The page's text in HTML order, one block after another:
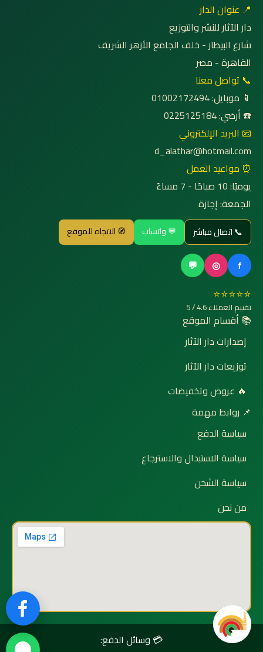
📍 عنوان الدار
دار الآثار للنشر والتوزيع
شارع البيطار - خلف الجامع الأزهر الشريف
القاهرة - مصر
📞 تواصل معنا
📱 موبايل: 01002172494
☎️ أرضي: 0225125184
📧 البريد الإلكتروني
d_alathar@hotmail.com
⏰ مواعيد العمل
يوميًا: 10 صباحًا - 7 مساءً
الجمعة: إجازة
📞 اتصال مباشر 💬 واتساب 🧭 الاتجاه للموقع
f
◎
💬
⭐⭐⭐⭐⭐
تقييم العملاء 4.6 / 5
📚 أقسام الموقع
إصدارات دار الآثار
توزيعات دار الآثار
🔥 عروض وتخفيضات
📌 روابط مهمة
سياسة الدفع
سياسة الاستبدال والاسترجاع
سياسة الشحن
من نحن
💳 وسائل الدفع: